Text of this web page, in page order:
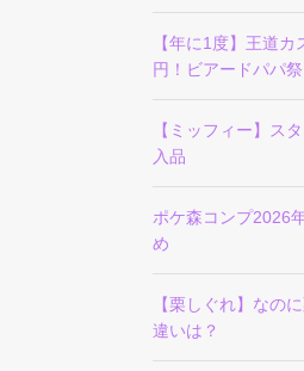
【年に1度】王道
円！ビアードパパ
【ミッフィー】ス
入品
ポケ森コンプ2026
め
【栗しぐれ】なの
違いは？